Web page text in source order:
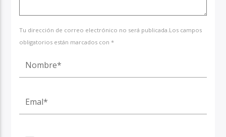
Tu dirección de correo electrónico no será publicada.Los campos
obligatorios están marcados con *